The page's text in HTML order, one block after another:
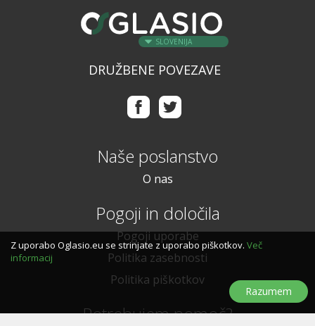
SLOVENIJA
DRUŽBENE POVEZAVE
Naše poslanstvo
O nas
Pogoji in določila
Pogoji uporabe
Politika zasebnosti
Politika piškotkov
Potrebujem pomoč?
Z uporabo Oglasio.eu se strinjate z uporabo piškotkov. Več
informacij
Razumem